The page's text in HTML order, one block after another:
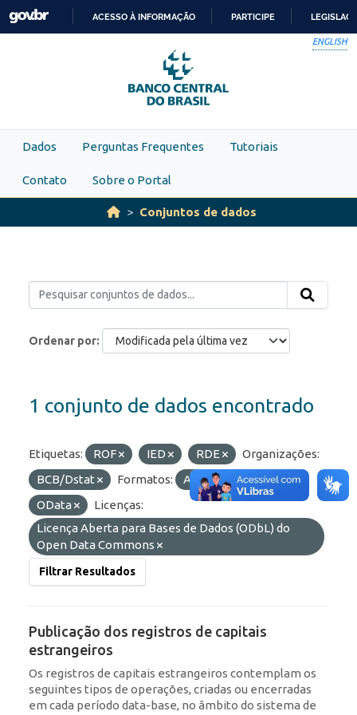
Skip to main content
PARA
O
CONTEÚDO
ACESSO À INFORMAÇÃO PARTICIPE
ENGLISH
Dados Perguntas Frequentes Tutoriais
Contato Sobre o Portal
Conjuntos de dados
Ordenar por
1 conjunto de dados encontrado
Etiquetas: ROF IED RDE
Organizações:
BCB/Dstat
Formatos: API
JSON
OData
Licenças:
Licença Aberta para Bases de Dados (ODbL) do
Open Data Commons
Filtrar Resultados
Publicação dos registros de capitais
estrangeiros
Os registros de capitais estrangeiros contemplam os
seguintes tipos de operações, criadas ou encerradas
em cada período data-base, no âmbito do sistema de